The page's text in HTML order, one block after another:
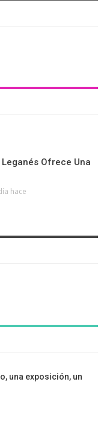
Ofrece Una
hace
una exposición, un